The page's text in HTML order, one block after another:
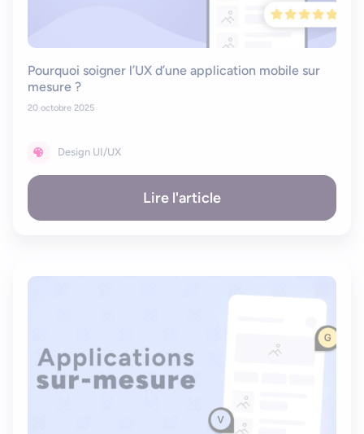
Pourquoi soigner l’UX d’une application mobile sur
mesure ?
20 octobre 2025
Design UI/UX
Lire l'article
Bonjour Votre assistant IA